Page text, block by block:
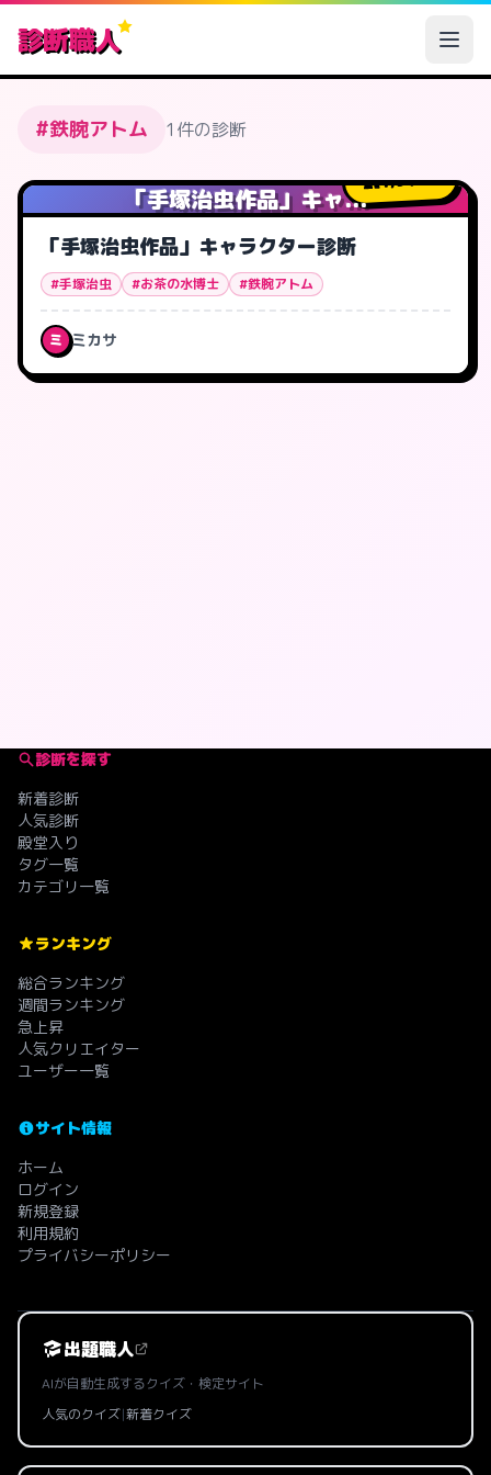
診断職人
#鉄腕アトム 1件の診断
「手塚治虫作品」キャ...
1,940人
「手塚治虫作品」キャラクター診断
#手塚治虫 #お茶の水博士 #鉄腕アトム
ミ ミカサ
診断を探す
新着診断
人気診断
殿堂入り
タグ一覧
カテゴリ一覧
ランキング
総合ランキング
週間ランキング
急上昇
人気クリエイター
ユーザー一覧
サイト情報
ホーム
ログイン
新規登録
利用規約
プライバシーポリシー
出題職人
AIが自動生成するクイズ・検定サイト
人気のクイズ|新着クイズ